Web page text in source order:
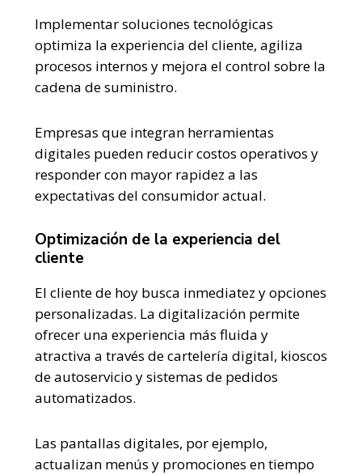
Implementar soluciones tecnológicas
optimiza la experiencia del cliente, agiliza
procesos internos y mejora el control sobre la
cadena de suministro.
Empresas que integran herramientas
digitales pueden reducir costos operativos y
responder con mayor rapidez a las
expectativas del consumidor actual.
Optimización de la experiencia del
cliente
El cliente de hoy busca inmediatez y opciones
personalizadas. La digitalización permite
ofrecer una experiencia más fluida y
atractiva a través de cartelería digital, kioscos
de autoservicio y sistemas de pedidos
automatizados.
Las pantallas digitales, por ejemplo,
actualizan menús y promociones en tiempo